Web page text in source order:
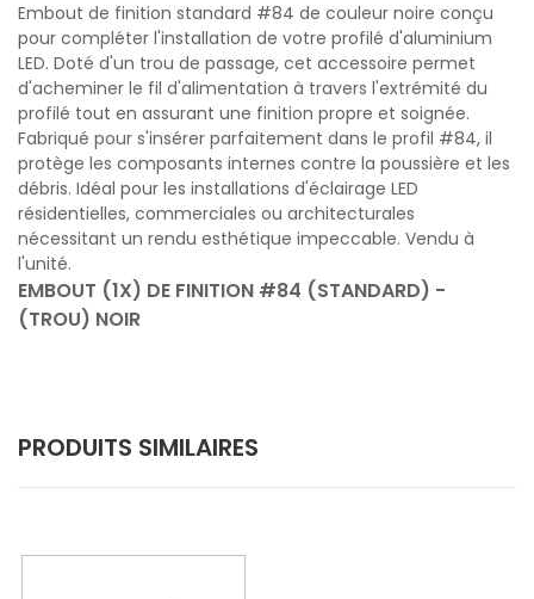
Embout de finition standard #84 de couleur noire conçu
pour compléter l'installation de votre profilé d'aluminium
LED. Doté d'un trou de passage, cet accessoire permet
d'acheminer le fil d'alimentation à travers l'extrémité du
profilé tout en assurant une finition propre et soignée.
Fabriqué pour s'insérer parfaitement dans le profil #84, il
protège les composants internes contre la poussière et les
débris. Idéal pour les installations d'éclairage LED
résidentielles, commerciales ou architecturales
nécessitant un rendu esthétique impeccable. Vendu à
l'unité.
EMBOUT (1X) DE FINITION #84 (STANDARD) -
(TROU) NOIR
PRODUITS SIMILAIRES